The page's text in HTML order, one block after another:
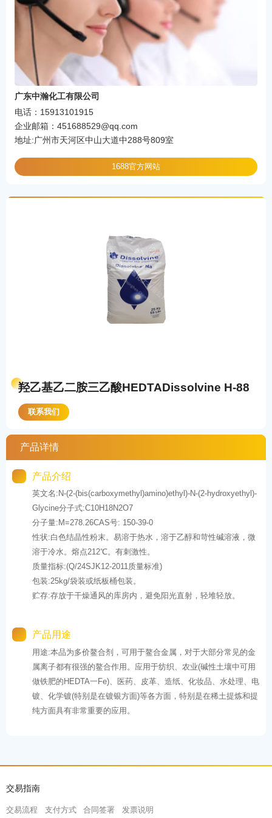
广东中瀚化工有限公司
电话：15913101915
企业邮箱：451688529@qq.com
地址:广州市天河区中山大道中288号809室
1688官方网站
羟乙基乙二胺三乙酸HEDTADissolvine H-88
联系我们
产品详情
产品介绍
英文名:N-(2-(bis(carboxymethyl)amino)ethyl)-N-(2-hydroxyethyl)-
Glycine分子式:C10H18N2O7
分子量:M=278.26CAS号: 150-39-0
性状:白色结晶性粉末。易溶于热水，溶于乙醇和苛性碱溶液，微
溶于冷水。熔点212℃。有刺激性。
质量指标:(Q/24SJK12-2011质量标准)
包装:25kg/袋装或纸板桶包装。
贮存:存放于干燥通风的库房内，避免阳光直射，轻堆轻放。
产品用途
用途:本品为多价鳌合剂，可用于鳌合金属，对于大部分常见的金
属离子都有很强的鳌合作用。应用于纺织、农业(碱性土壤中可用
做铁肥的HEDTA一Fe)、医药、皮革、造纸、化妆品、水处理、电
镀、化学镀(特别是在镀银方面)等各方面，特别是在稀土提炼和提
纯方面具有非常重要的应用。
交易指南
交易流程 支付方式 合同签署 发票说明